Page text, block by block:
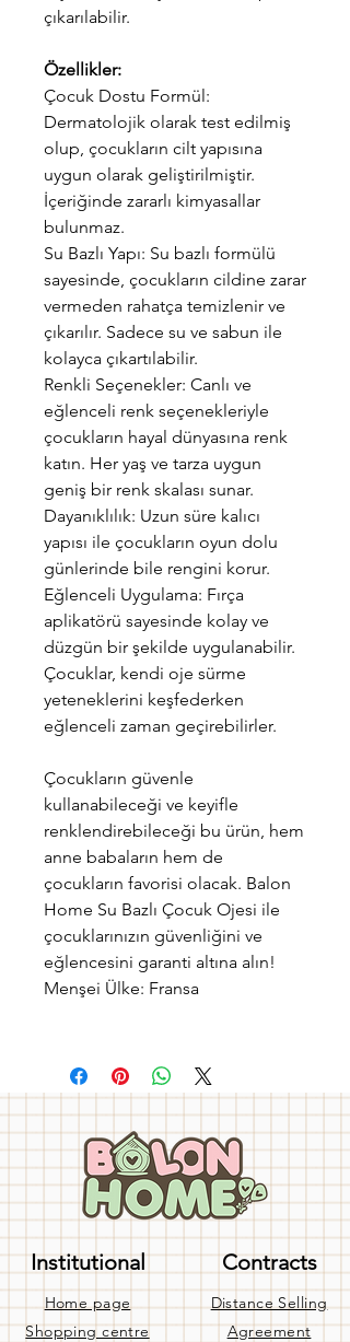
çıkarılabilir.
Özellikler:
Çocuk Dostu Formül:
Dermatolojik olarak test edilmiş
olup, çocukların cilt yapısına
uygun olarak geliştirilmiştir.
İçeriğinde zararlı kimyasallar
bulunmaz.
Su Bazlı Yapı: Su bazlı formülü
sayesinde, çocukların cildine zarar
vermeden rahatça temizlenir ve
çıkarılır. Sadece su ve sabun ile
kolayca çıkartılabilir.
Renkli Seçenekler: Canlı ve
eğlenceli renk seçenekleriyle
çocukların hayal dünyasına renk
katın. Her yaş ve tarza uygun
geniş bir renk skalası sunar.
Dayanıklılık: Uzun süre kalıcı
yapısı ile çocukların oyun dolu
günlerinde bile rengini korur.
Eğlenceli Uygulama: Fırça
aplikatörü sayesinde kolay ve
düzgün bir şekilde uygulanabilir.
Çocuklar, kendi oje sürme
yeteneklerini keşfederken
eğlenceli zaman geçirebilirler.
Çocukların güvenle
kullanabileceği ve keyifle
renklendirebileceği bu ürün, hem
anne babaların hem de
çocukların favorisi olacak. Balon
Home Su Bazlı Çocuk Ojesi ile
çocuklarınızın güvenliğini ve
eğlencesini garanti altına alın!
Menşei Ülke: Fransa
Institutional Contracts
Home page
Shopping centre
Distance Selling
Agreement